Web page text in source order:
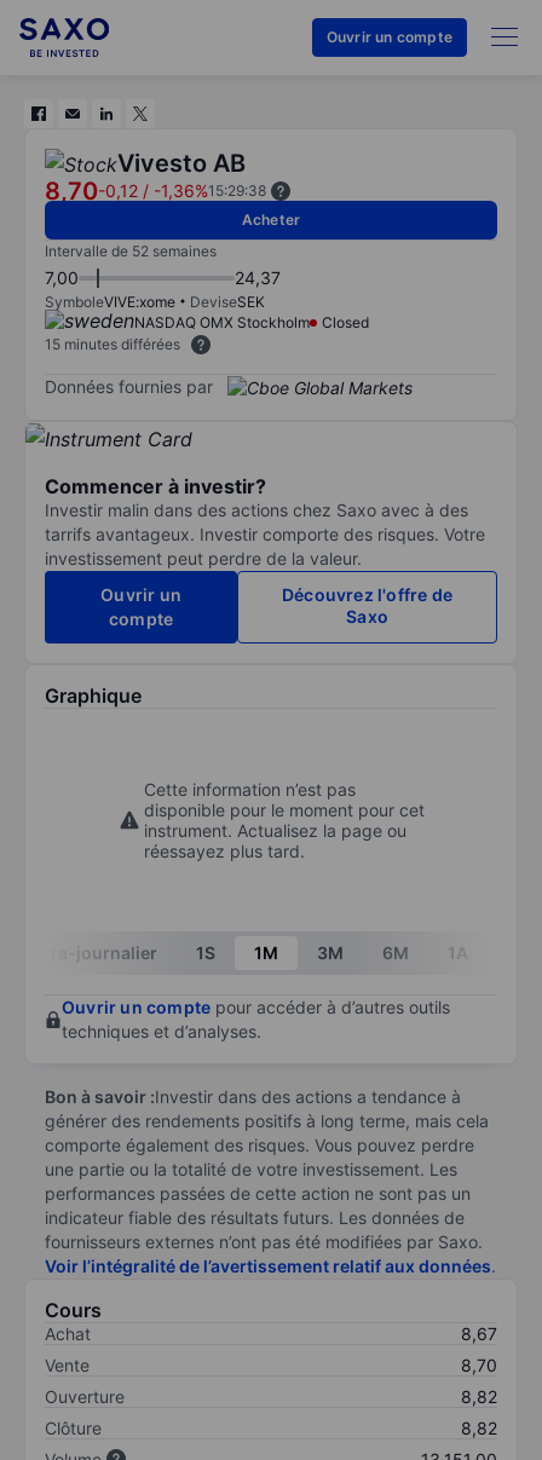
Ouvrir un compte
Vivesto AB
8,70-0,12 / -1,36%15:29:38
Acheter
Intervalle de 52 semaines
7,00 24,37
SymboleVIVE:xome DeviseSEK
NASDAQ OMX Stockholm
Closed
15 minutes différées
Données fournies par
Commencer à investir?
Investir malin dans des actions chez Saxo avec à des
tarrifs avantageux. Investir comporte des risques. Votre
investissement peut perdre de la valeur.
Ouvrir un
compte
Découvrez l'offre de
Saxo
Graphique
Cette information n’est pas
disponible pour le moment pour cet
instrument. Actualisez la page ou
réessayez plus tard.
Intra-journalier 1S 1M 3M 6M 1A
Ouvrir un compte pour accéder à d’autres outils
techniques et d’analyses.
Bon à savoir :Investir dans des actions a tendance à
générer des rendements positifs à long terme, mais cela
comporte également des risques. Vous pouvez perdre
une partie ou la totalité de votre investissement. Les
performances passées de cette action ne sont pas un
indicateur fiable des résultats futurs. Les données de
fournisseurs externes n’ont pas été modifiées par Saxo.
Voir l’intégralité de l’avertissement relatif aux données.
Cours
Achat
8,67
Vente
8,70
Ouverture
8,82
Clôture
8,82